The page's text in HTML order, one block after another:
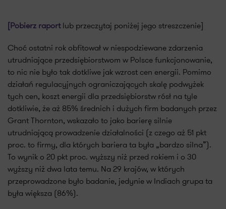
[Pobierz raport lub przeczytaj poniżej jego streszczenie]
Choć ostatni rok obfitował w niespodziewane zdarzenia
utrudniające przedsiębiorstwom w Polsce funkcjonowanie,
to nic nie było tak dotkliwe jak wzrost cen energii. Pomimo
działań regulacyjnych ograniczających skalę podwyżek
tych cen, koszt energii dla przedsiębiorstw rósł na tyle
dotkliwie, że aż 85% średnich i dużych firm badanych przez
Grant Thornton, wskazało to jako barierę silnie
utrudniającą prowadzenie działalności (z czego aż 51 pkt
proc. to firmy, dla których bariera ta była „bardzo silna”).
To wynik o 20 pkt proc. wyższy niż przed rokiem i o 30
wyższy niż dwa lata temu. Na 29 krajów, w których
przeprowadzone było badanie, jedynie w Indiach grupa ta
była większa (86%).